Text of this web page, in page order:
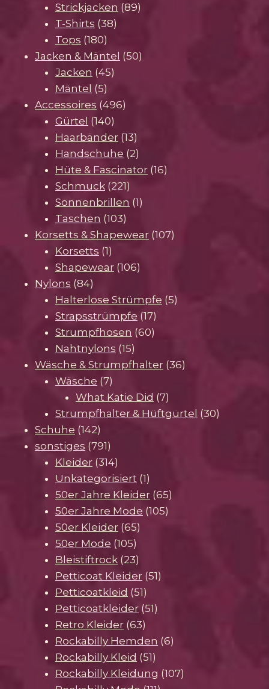
Produkte
Strickjacken 8989
T-Shirts 3838
Tops 180180
Produkte
Jacken & Mäntel 5050
Jacken 4545
Mäntel 55
Produkte
Accessoires 496496
Gürtel 140140
Produkte
Haarbänder 1313
Produkte
Handschuhe 22
Produkte
Hüte & Fascinator 1616
Schmuck 221221
Produkte
Sonnenbrillen 11
Taschen 103103
Produkte
Korsetts & Shapewear 107107
Korsetts 11
Produkt
Shapewear 106106
Nylons 8484
Produkte
Halterlose Strümpfe 55
Strapsstrümpfe 1717
Produkte
Strumpfhosen 6060
Nahtnylons 1515
Produkte
Wäsche & Strumpfhalter 3636
Wäsche 77
Produkte
What Katie Did 77
Produkte
Strumpfhalter & Hüftgürtel 3030
Schuhe 142142
Produkte
sonstiges 791791
Produkte
Kleider 314314
Produkte
Unkategorisiert 11
Produkt
50er Jahre Kleider 6565
50er Jahre Mode 105105
50er Kleider 6565
50er Mode 105105
Produkte
Bleistiftrock 2323
Produkte
Petticoat Kleider 5151
Petticoatkleid 5151
Produkte
Petticoatkleider 5151
Retro Kleider 6363
Produkte
Rockabilly Hemden 66
Rockabilly Kleid 5151
Produkte
Rockabilly Kleidung 107107